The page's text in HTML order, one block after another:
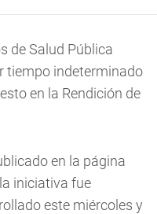
de Salud Pública
tiempo indeterminado
en la Rendición de
en la página
iniciativa fue
este miércoles y